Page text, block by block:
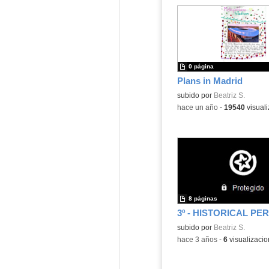
Plans in Madrid
Contenido educativo.
subido por Beatriz S.
0 página
-hace un año- 19540
Contenido educativo.
subido por Beatriz S.
8 páginas
-hace 3 años- 6